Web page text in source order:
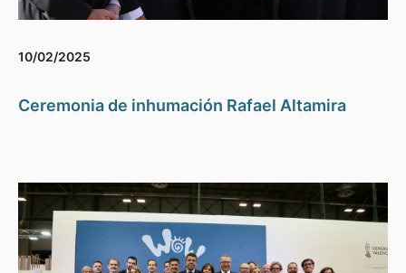
10/02/2025
Ceremonia de inhumación Rafael Altamira